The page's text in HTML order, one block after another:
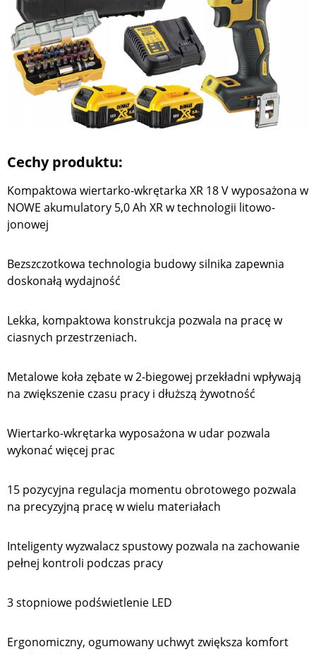
Cechy produktu:
Kompaktowa wiertarko-wkrętarka XR 18 V wyposażona w
NOWE akumulatory 5,0 Ah XR w technologii litowo-
jonowej
Bezszczotkowa technologia budowy silnika zapewnia
doskonałą wydajność
Lekka, kompaktowa konstrukcja pozwala na pracę w
ciasnych przestrzeniach.
Metalowe koła zębate w 2-biegowej przekładni wpływają
na zwiększenie czasu pracy i dłuższą żywotność
Wiertarko-wkrętarka wyposażona w udar pozwala
wykonać więcej prac
15 pozycyjna regulacja momentu obrotowego pozwala
na precyzyjną pracę w wielu materiałach
Inteligenty wyzwalacz spustowy pozwala na zachowanie
pełnej kontroli podczas pracy
3 stopniowe podświetlenie LED
Ergonomiczny, ogumowany uchwyt zwiększa komfort